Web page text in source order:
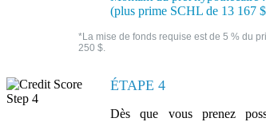
(plus prime SCHL de 13 167
*La mise de fonds requise est de 5 % du
250 $.
ÉTAPE 4
Dès que vous prenez